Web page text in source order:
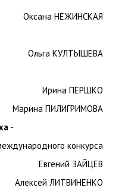
Оксана НЕЖИНСКАЯ
Ольга КУЛТЫШЕВА
Ирина ПЕРШКО
Марина ПИЛИГРИМОВА
-
конкурса
Евгений ЗАЙЦЕВ
Алексей ЛИТВИНЕНКО